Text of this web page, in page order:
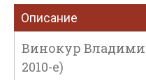
Описание
Винокур
2010-е)